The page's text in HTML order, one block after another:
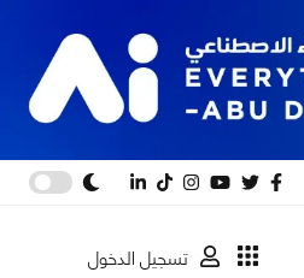
تسجيل الدخول